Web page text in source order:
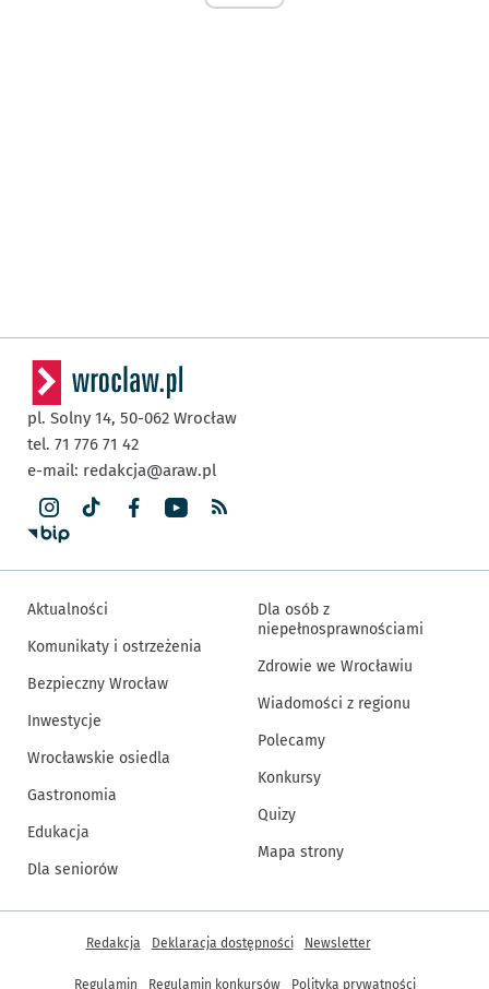
pl. Solny 14, 50-062 Wrocław
tel. 71 776 71 42
e-mail: redakcja@araw.pl
Aktualności
Komunikaty i ostrzeżenia
Bezpieczny Wrocław
Inwestycje
Wrocławskie osiedla
Gastronomia
Edukacja
Dla seniorów
Dla osób z
niepełnosprawnościami
Zdrowie we Wrocławiu
Wiadomości z regionu
Polecamy
Konkursy
Quizy
Mapa strony
Inne informacje
Redakcja Deklaracja dostępności Newsletter
Regulamin Regulamin konkursów Polityka prywatności